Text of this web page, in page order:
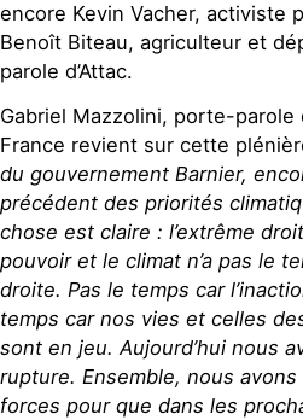
encore Kevin Vacher, activiste
Benoît Biteau, agriculteur et
parole d’Attac.
Gabriel Mazzolini, porte-parole
France revient sur cette
du gouvernement Barnier,
précédent des priorités
chose est claire : l’extrême
pouvoir et le climat n’a pas le
droite. Pas le temps car
temps car nos vies et celles
sont en jeu. Aujourd’hui nous
rupture. Ensemble, nous
forces pour que dans les